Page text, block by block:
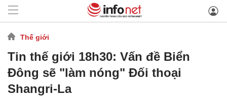
Thế giới
Tin thế giới 18h30: Vấn đề Biển
Đông sẽ "làm nóng" Đối thoại
Shangri-La